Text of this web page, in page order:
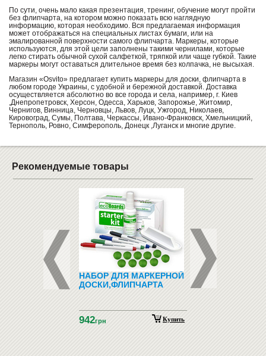
По сути, очень мало какая презентация, тренинг, обучение могут пройти
без флипчарта, на котором можно показать всю наглядную
информацию, которая необходимо. Вся предлагаемая информация
может отображаться на специальных листах бумаги, или на
эмалированной поверхности самого флипчарта. Маркеры, которые
используются, для этой цели заполнены такими чернилами, которые
легко стирать обычной сухой салфеткой, тряпкой или чаще губкой. Такие
маркеры могут оставаться длительное время без колпачка, не высыхая.
Магазин «Osvito» предлагает купить маркеры для доски, флипчарта в
любом городе Украины, с удобной и бережной доставкой. Доставка
осуществляется абсолютно во все города и села, например, г. Киев
,Днепропетровск, Херсон, Одесса, Харьков, Запорожье, Житомир,
Чернигов, Винница, Черновцы, Львов, Луцк, Ужгород, Николаев,
Кировоград, Сумы, Полтава, Черкассы, Ивано-Франковск, Хмельницкий,
Тернополь, Ровно, Симферополь, Донецк ,Луганск и многие другие.
Рекомендуемые товары
НАБОР ДЛЯ МАРКЕРНОЙ
ДОСКИ,ФЛИПЧАРТА
942грн Купить
ЗООТОВАРЫ
ДЛЯ ЖИВОТНЫХ)